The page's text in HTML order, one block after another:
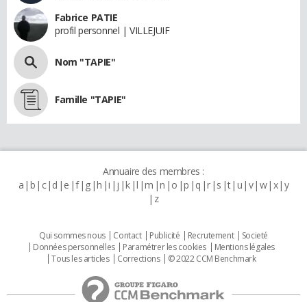
Fabrice PATIE
profil personnel | VILLEJUIF
Nom "TAPIE"
Famille "TAPIE"
Annuaire des membres :
a b c d e f g h i j k l m n o p q r s t u v w x y
z
Qui sommes nous Contact Publicité Recrutement
Societé
Données personnelles
Paramétrer les cookies
Mentions légales
Tous les articles
Corrections © 2022 CCM Benchmark